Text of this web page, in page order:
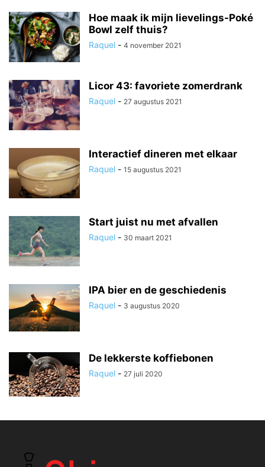
Hoe maak ik mijn lievelings-Poké
Bowl zelf thuis?
Raquel - 4 november 2021
Licor 43: favoriete zomerdrank
Raquel - 27 augustus 2021
Interactief dineren met elkaar
Raquel - 15 augustus 2021
Start juist nu met afvallen
Raquel - 30 maart 2021
IPA bier en de geschiedenis
Raquel - 3 augustus 2020
De lekkerste koffiebonen
Raquel - 27 juli 2020